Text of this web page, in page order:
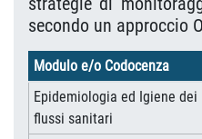
secondo un approccio
Modulo e/o Codocenza
Epidemiologia ed Igiene dei
flussi sanitari